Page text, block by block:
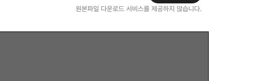
원본파일 다운로드 서비스를 제공하지 않습니다.